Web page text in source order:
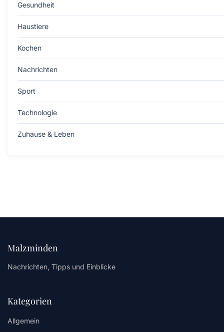
Gesundheit
Haustiere
Kochen
Nachrichten
Sport
Technologie
Zuhause & Leben
Malzminden
Nachrichten, Tipps und Einblicke
Kategorien
Allgemein